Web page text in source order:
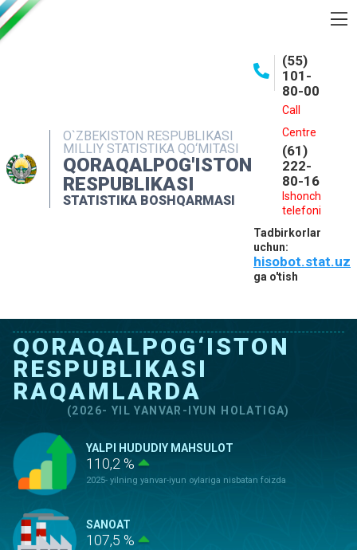
O`ZBEKISTON RESPUBLIKASI
MILLIY STATISTIKA QO‘MITASI
QORAQALPOG'ISTON
RESPUBLIKASI
STATISTIKA BOSHQARMASI
(55)
101-
80-00
Call
Centre
(61)
222-
80-16
Ishonch
telefoni
Tadbirkorlar
uchun:
hisobot.stat.uz
ga o'tish
INTERAKTIV XIZMATLAR
MATBUOT XIZMATI
MUROJAATLAR
QORAQALPOG‘ISTON
RESPUBLIKASI
RAQAMLARDA
(2026- YIL YANVAR-IYUN HOLATIGA)
YALPI HUDUDIY MAHSULOT
110,2 %
2025- yilning yanvar-iyun oylariga nisbatan foizda
SANOAT
107,5 %